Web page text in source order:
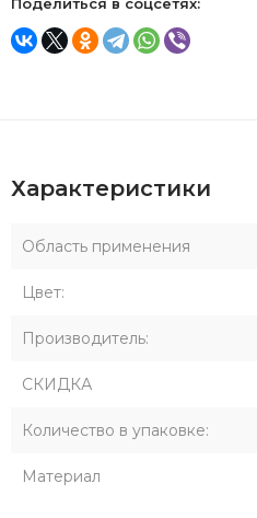
Характеристики
Область применения
Цвет:
Производитель:
СКИДКА
Количество в упаковке:
Материал